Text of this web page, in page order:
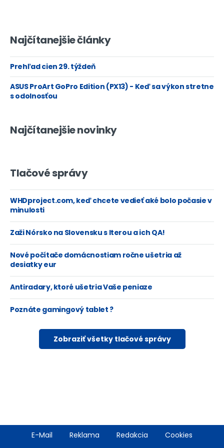
Najčítanejšie články
Prehľad cien 29. týždeň
ASUS ProArt GoPro Edition (PX13) - Keď sa výkon stretne
s odolnosťou
Najčítanejšie novinky
Tlačové správy
WHDproject.com, keď chcete vedieť aké bolo počasie v
minulosti
Zaži Nórsko na Slovensku s Iterou a ich QA!
Nové počítače domácnostiam ročne ušetria až
desiatky eur
Antiradary, ktoré ušetria Vaše peniaze
Poznáte gamingový tablet ?
Zobraziť všetky tlačové správy
FooterE-Mail Reklama Redakcia Cookies